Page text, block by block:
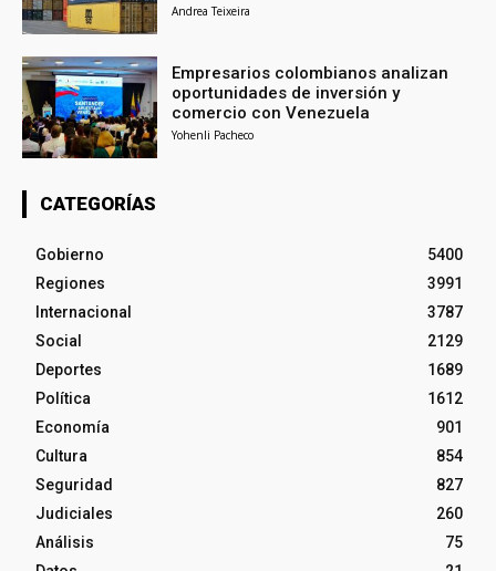
Andrea Teixeira
Empresarios colombianos analizan
oportunidades de inversión y
comercio con Venezuela
Yohenli Pacheco
CATEGORÍAS
Gobierno
5400
Regiones
3991
Internacional
3787
Social
2129
Deportes
1689
Política
1612
Economía
901
Cultura
854
Seguridad
827
Judiciales
260
Análisis
75